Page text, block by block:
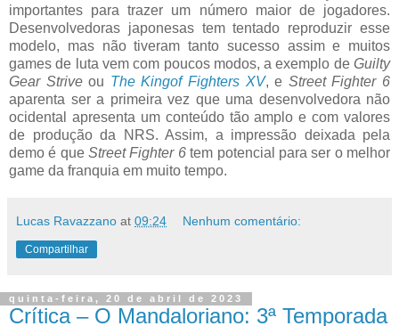
importantes para trazer um número maior de jogadores.
Desenvolvedoras japonesas tem tentado reproduzir esse
modelo, mas não tiveram tanto sucesso assim e muitos
games de luta vem com poucos modos, a exemplo de Guilty
Gear Striveou The Kingof Fighters XV, e Street Fighter 6
aparenta ser a primeira vez que uma desenvolvedora não
ocidental apresenta um conteúdo tão amplo e com valores
de produção da NRS. Assim, a impressão deixada pela
demo é queStreet Fighter 6tem potencial para ser o melhor
game da franquia em muito tempo.
Lucas Ravazzano at 09:24 Nenhum comentário:
Compartilhar
quinta-feira, 20 de abril de 2023
Crítica – O Mandaloriano: 3ª Temporada